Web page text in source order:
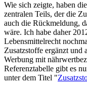
Wie sich zeigte, haben
zentralen Teils, der die
auch die Rückmeldung,
wäre. Ich habe daher
Lebensmittelrecht
Zusatzstoffe ergänzt und
Werbung mit
Referenztabelle gibt es
unter dem Titel "